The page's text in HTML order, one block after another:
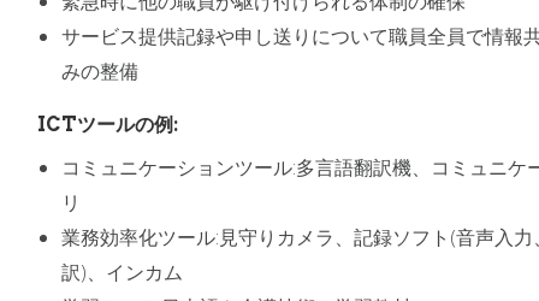
サービス提供記録や申し送りについて職員全員で情報
みの整備
ICTツールの例:
コミュニケーションツール:多言語翻訳機、コミュニケ
リ
業務効率化ツール:見守りカメラ、記録ソフト(音声入
訳)、インカム